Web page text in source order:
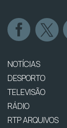
NOTÍCIAS
DESPORTO
TELEVISÃO
RÁDIO
RTP ARQUIVOS